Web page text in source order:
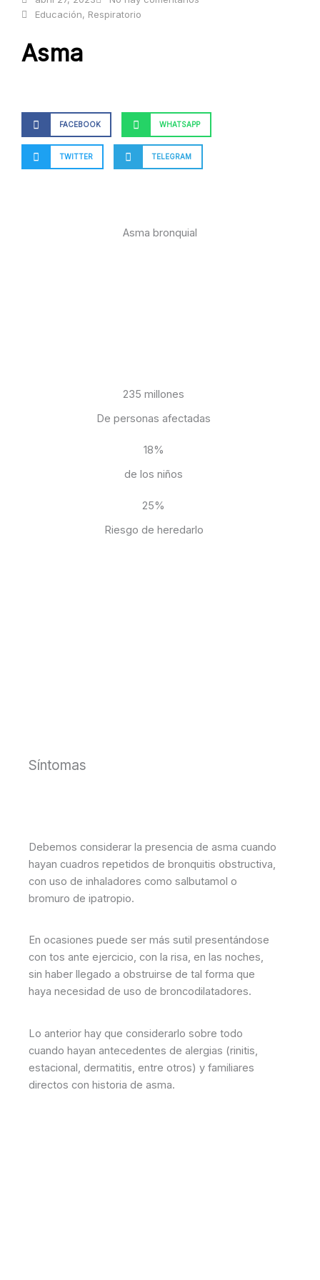
Educación, Respiratorio
Asma
FACEBOOK WHATSAPP
TWITTER TELEGRAM
Asma bronquial
235 millones
De personas afectadas
18%
de los niños
25%
Riesgo de heredarlo
Síntomas
Debemos considerar la presencia de asma cuando
hayan cuadros repetidos de bronquitis obstructiva,
con uso de inhaladores como salbutamol o
bromuro de ipatropio.
En ocasiones puede ser más sutil presentándose
con tos ante ejercicio, con la risa, en las noches,
sin haber llegado a obstruirse de tal forma que
haya necesidad de uso de broncodilatadores.
Lo anterior hay que considerarlo sobre todo
cuando hayan antecedentes de alergias (rinitis,
estacional, dermatitis, entre otros) y familiares
directos con historia de asma.